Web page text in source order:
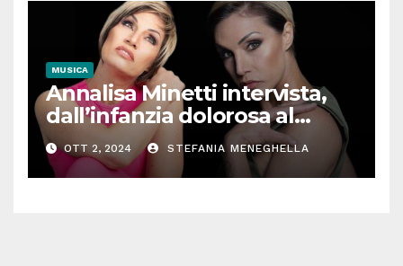
MUSICA
Annalisa Minetti intervista,
dall’infanzia dolorosa al
successo: “Così la musica e lo
sport mi hanno salvata”
OTT 2, 2024 STEFANIA MENEGHELLA